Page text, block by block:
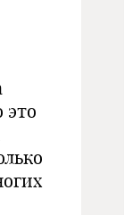
это